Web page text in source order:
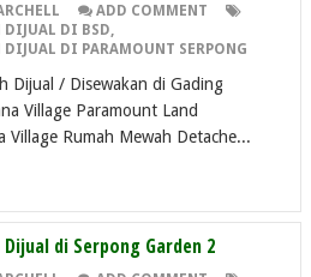
ADD COMMENT
DIJUAL DI BSD
DIJUAL DI PARAMOUNT SERPONG
Dijual / Disewakan di Gading
Village Paramount Land
Village Rumah Mewah Detache...
Dijual di Serpong Garden 2